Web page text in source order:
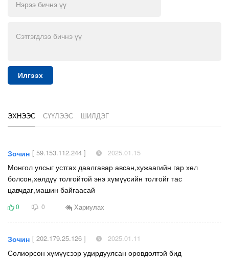
Илгээх
ЭХНЭЭС СҮҮЛЭЭС ШИЛДЭГ
Зочин [ 59.153.112.244 ] 2025.01.15
Монгол улсыг устгах даалгавар авсан,хужаагийн гар хөл
болсон,хөлдүү толгойтой энэ хүмүүсийн толгойг тас
цавчдаг,машин байгаасай
0 0 Хариулах
Зочин [ 202.179.25.126 ] 2025.01.11
Солиорсон хүмүүсээр удирдуулсан өрөвдөлтэй бид